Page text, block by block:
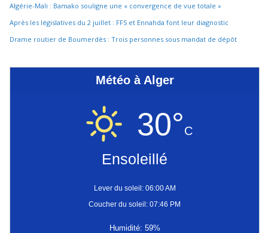
Algérie-Mali : Bamako souligne une « convergence de vue totale »
Après les législatives du 2 juillet : FFS et Ennahda font leur diagnostic
Drame routier de Boumerdès : Trois personnes sous mandat de dépôt
Météo à Alger
30°C
Ensoleillé
Lever du soleil: 06:00 AM
Coucher du soleil: 07:46 PM
Humidité: 59%